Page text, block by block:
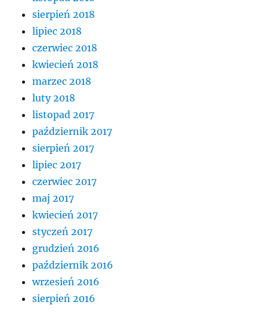
sierpień 2018
lipiec 2018
czerwiec 2018
kwiecień 2018
marzec 2018
luty 2018
listopad 2017
październik 2017
sierpień 2017
lipiec 2017
czerwiec 2017
maj 2017
kwiecień 2017
styczeń 2017
grudzień 2016
październik 2016
wrzesień 2016
sierpień 2016